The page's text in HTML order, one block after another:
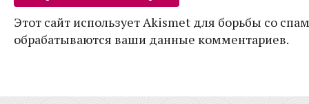
Этот сайт использует Akismet для борьбы со
обрабатываются ваши данные комментариев.